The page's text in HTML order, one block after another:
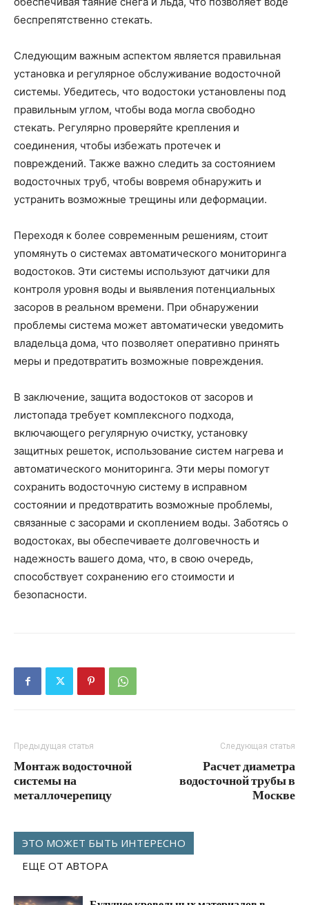
беспрепятственно стекать.
Следующим важным аспектом является правильная
установка и регулярное обслуживание водосточной
системы. Убедитесь, что водостоки установлены под
правильным углом, чтобы вода могла свободно
стекать. Регулярно проверяйте крепления и
соединения, чтобы избежать протечек и
повреждений. Также важно следить за состоянием
водосточных труб, чтобы вовремя обнаружить и
устранить возможные трещины или деформации.
Переходя к более современным решениям, стоит
упомянуть о системах автоматического мониторинга
водостоков. Эти системы используют датчики для
контроля уровня воды и выявления потенциальных
засоров в реальном времени. При обнаружении
проблемы система может автоматически уведомить
владельца дома, что позволяет оперативно принять
меры и предотвратить возможные повреждения.
В заключение, защита водостоков от засоров и
листопада требует комплексного подхода,
включающего регулярную очистку, установку
защитных решеток, использование систем нагрева и
автоматического мониторинга. Эти меры помогут
сохранить водосточную систему в исправном
состоянии и предотвратить возможные проблемы,
связанные с засорами и скоплением воды. Заботясь о
водостоках, вы обеспечиваете долговечность и
надежность вашего дома, что, в свою очередь,
способствует сохранению его стоимости и
безопасности.
Предыдущая статья
Монтаж водосточной
системы на
металлочерепицу
Следующая статья
Расчет диаметра
водосточной трубы в
Москве
ЭТО МОЖЕТ БЫТЬ ИНТЕРЕСНО
ЕЩЕ ОТ АВТОРА